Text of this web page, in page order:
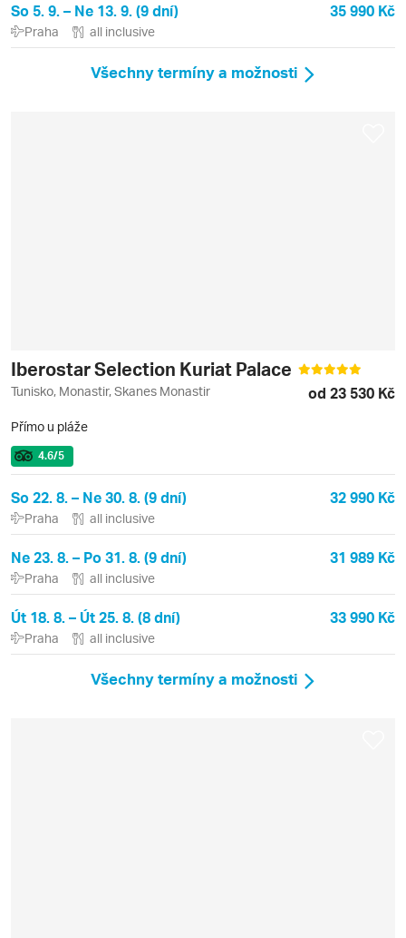
So 5. 9. – Ne 13. 9. (9 dní) 35 990 Kč
Praha all inclusive
Všechny termíny a možnosti
Iberostar Selection Kuriat Palace
Tunisko, Monastir, Skanes Monastir od 23 530 Kč
Přímo u pláže
4.6/5
So 22. 8. – Ne 30. 8. (9 dní) 32 990 Kč
Praha all inclusive
Ne 23. 8. – Po 31. 8. (9 dní) 31 989 Kč
Praha all inclusive
Út 18. 8. – Út 25. 8. (8 dní) 33 990 Kč
Praha all inclusive
Všechny termíny a možnosti